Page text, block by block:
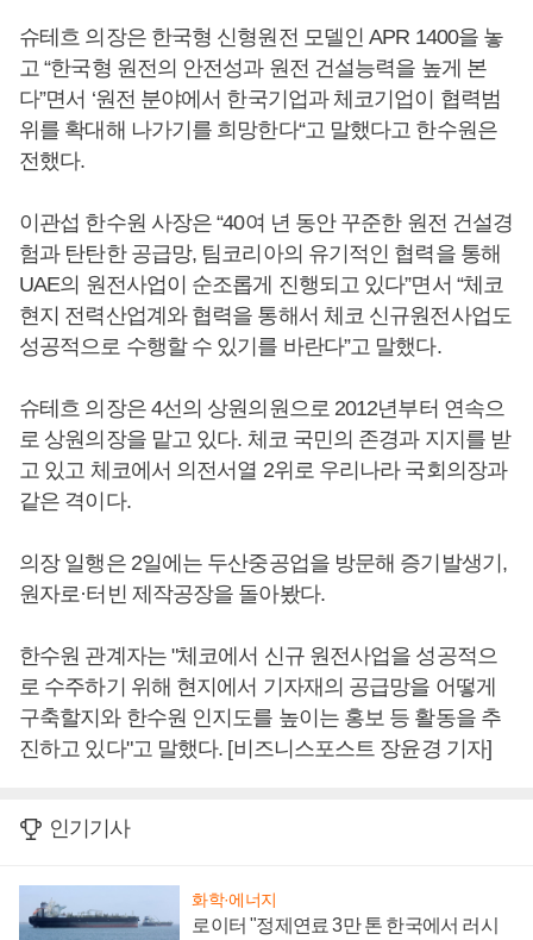
슈테흐 의장은 한국형 신형원전 모델인 APR 1400을 놓
고 “한국형 원전의 안전성과 원전 건설능력을 높게 본
다”면서 ‘원전 분야에서 한국기업과 체코기업이 협력범
위를 확대해 나가기를 희망한다“고 말했다고 한수원은
전했다.
이관섭 한수원 사장은 “40여 년 동안 꾸준한 원전 건설경
험과 탄탄한 공급망, 팀코리아의 유기적인 협력을 통해
UAE의 원전사업이 순조롭게 진행되고 있다”면서 “체코
현지 전력산업계와 협력을 통해서 체코 신규원전사업도
성공적으로 수행할 수 있기를 바란다”고 말했다.
슈테흐 의장은 4선의 상원의원으로 2012년부터 연속으
로 상원의장을 맡고 있다. 체코 국민의 존경과 지지를 받
고 있고 체코에서 의전서열 2위로 우리나라 국회의장과
같은 격이다.
의장 일행은 2일에는 두산중공업을 방문해 증기발생기,
원자로·터빈 제작공장을 돌아봤다.
한수원 관계자는 "체코에서 신규 원전사업을 성공적으
로 수주하기 위해 현지에서 기자재의 공급망을 어떻게
구축할지와 한수원 인지도를 높이는 홍보 등 활동을 추
진하고 있다"고 말했다. [비즈니스포스트 장윤경 기자]
인기기사
화학·에너지
로이터 "정제연료 3만 톤 한국에서 러시